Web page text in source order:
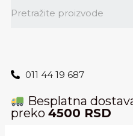
011 44 19 687
Besplatna
preko 4500 RSD